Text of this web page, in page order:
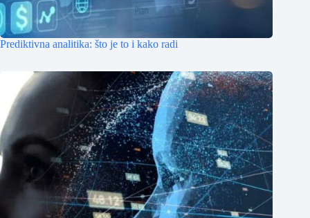
Prediktivna analitika: što je to i kako radi